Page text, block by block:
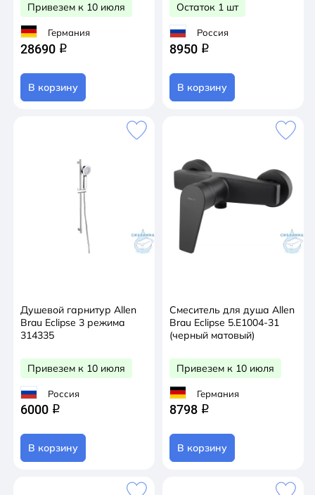
Привезем к 10 июля
Германия
28690 q
В корзину
Остаток 1 шт
Россия
8950 q
В корзину
Душевой гарнитур Allen
Brau Eclipse 3 режима
314335
Привезем к 10 июля
Россия
6000 q
В корзину
Смеситель для душа Allen
Brau Eclipse 5.E1004-31
(черный матовый)
Привезем к 10 июля
Германия
8798 q
В корзину